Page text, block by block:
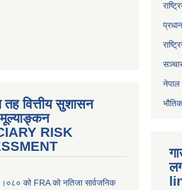
तह वित्तीय सुशासन
RISK
को FRA को नतिजा सार्वजनिक
नेपाल